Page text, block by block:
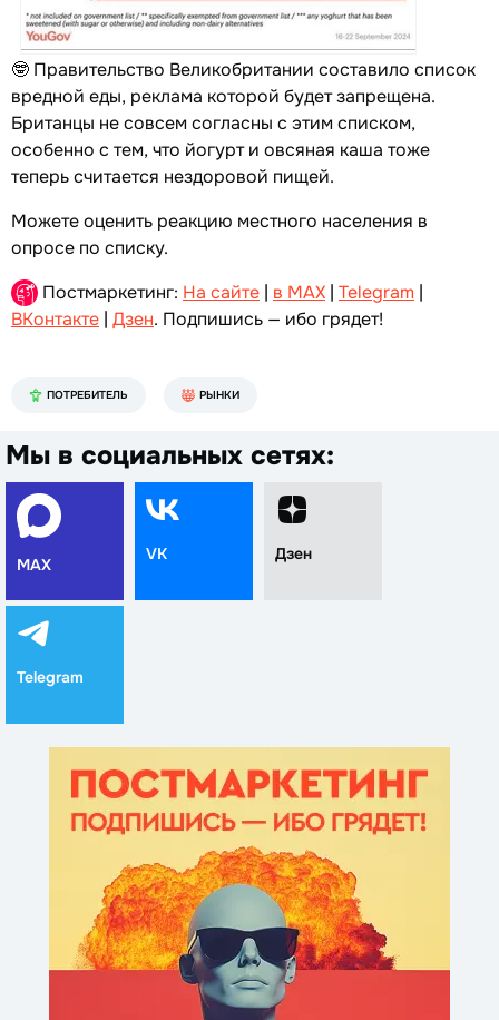
🤓 Правительство Великобритании составило список
вредной еды, реклама которой будет запрещена.
Британцы не совсем согласны с этим списком,
особенно с тем, что йогурт и овсяная каша тоже
теперь считается нездоровой пищей.
Можете оценить реакцию местного населения в
опросе по списку.
Постмаркетинг: На сайте | в MAX | Telegram |
ВКонтакте | Дзен. Подпишись — ибо грядет!
ПОТРЕБИТЕЛЬ РЫНКИ
Мы в социальных сетях:
MAX
VK Дзен
Telegram